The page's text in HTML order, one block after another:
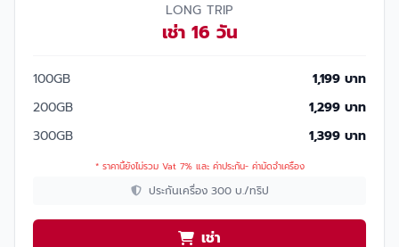
LONG TRIP
เช่า 16 วัน
100GB
1,199 บาท
200GB
1,299 บาท
300GB
1,399 บาท
* ราคานี้ยังไม่รวม Vat 7% และ ค่าประกัน- ค่ามัดจำเครื่อง
ประกันเครื่อง 300 บ./ทริป
เช่า